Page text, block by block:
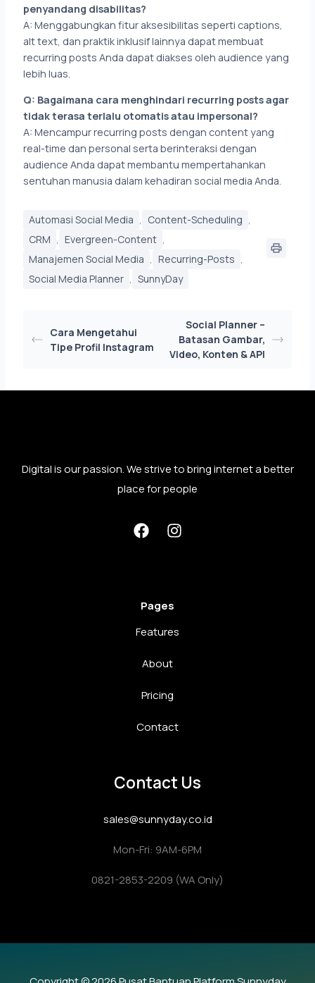
penyandang disabilitas?
A: Menggabungkan fitur aksesibilitas seperti captions,
alt text, dan praktik inklusif lainnya dapat membuat
recurring posts Anda dapat diakses oleh audience yang
lebih luas.
Q: Bagaimana cara menghindari recurring posts agar
tidak terasa terlalu otomatis atau impersonal?
A: Mencampur recurring posts dengan content yang
real-time dan personal serta berinteraksi dengan
audience Anda dapat membantu mempertahankan
sentuhan manusia dalam kehadiran social media Anda.
Automasi Social Media , Content-Scheduling ,
CRM , Evergreen-Content ,
Manajemen Social Media , Recurring-Posts ,
Social Media Planner , SunnyDay
Cara Mengetahui
Tipe Profil Instagram
Social Planner –
Batasan Gambar,
Video, Konten & API
Digital is our passion. We strive to bring internet a better
place for people
Pages
Features
About
Pricing
Contact
Contact Us
sales@sunnyday.co.id
Mon-Fri: 9AM-6PM
0821-2853-2209 (WA Only)